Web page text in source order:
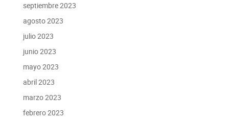
septiembre 2023
agosto 2023
julio 2023
junio 2023
mayo 2023
abril 2023
marzo 2023
febrero 2023